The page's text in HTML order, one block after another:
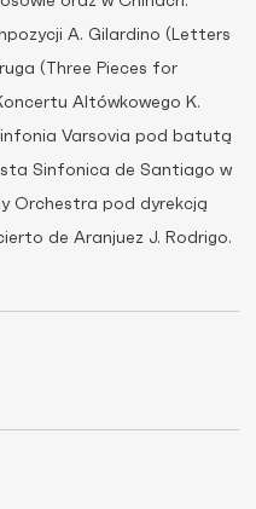
A. Gilardino (Letters
(Three Pieces for
Altówkowego K.
Varsovia pod batutą
Sinfonica de Santiago w
Orchestra pod dyrekcją
de Aranjuez J. Rodrigo.